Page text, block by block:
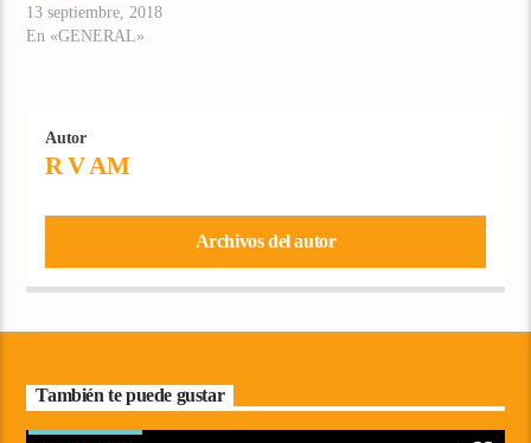
13 septiembre, 2018
En «GENERAL»
Autor
R V AM
Archivos del autor
También te puede gustar